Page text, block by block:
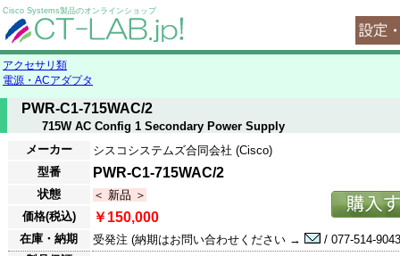
Cisco Systems製品のオンラインショップ
アクセサリ類
電源・ACアダプタ
PWR-C1-715WAC/2
715W AC Config 1 Secondary Power Supply
メーカー
シスコシステムズ合同会社 (Cisco)
型番
PWR-C1-715WAC/2
状態
＜ 新品 ＞
価格(税込)
￥150,000
在庫・納期 受発注 (納期はお問い合わせください →
/ 077-514-